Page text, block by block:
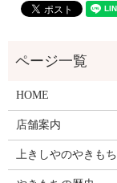
HOME
店舗案内
上きしやのやきもち